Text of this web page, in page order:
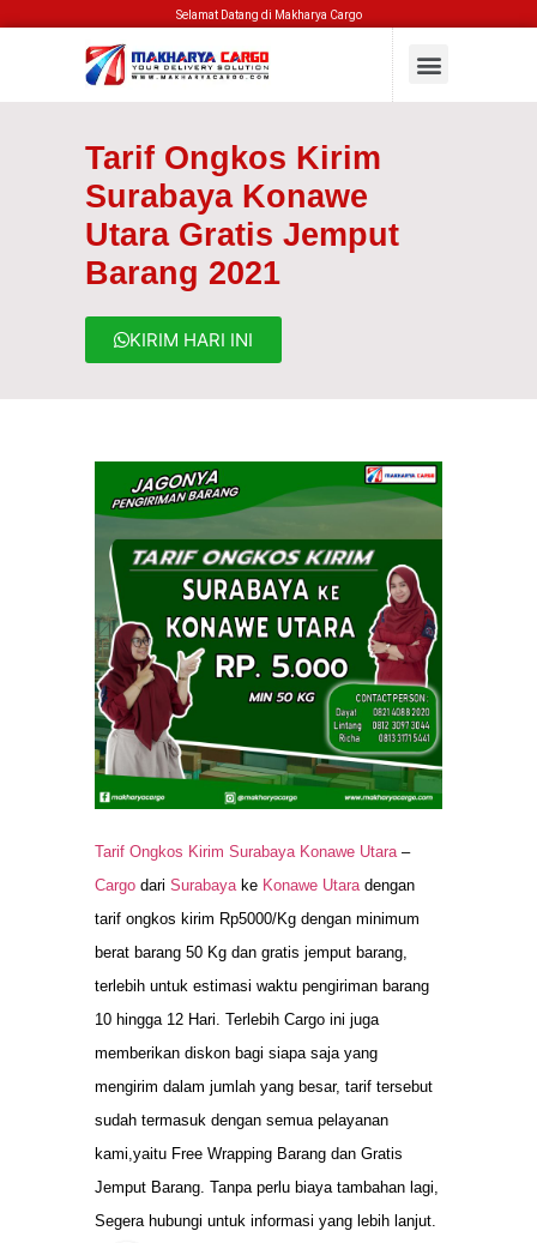
Selamat Datang di Makharya Cargo
Tarif Ongkos Kirim
Surabaya Konawe
Utara Gratis Jemput
Barang 2021
KIRIM HARI INI
Tarif Ongkos Kirim Surabaya Konawe Utara –
Cargo dari Surabaya ke Konawe Utara dengan
tarif ongkos kirim Rp5000/Kg dengan minimum
berat barang 50 Kg dan gratis jemput barang,
terlebih untuk estimasi waktu pengiriman barang
10 hingga 12 Hari. Terlebih Cargo ini juga
memberikan diskon bagi siapa saja yang
mengirim dalam jumlah yang besar, tarif tersebut
sudah termasuk dengan semua pelayanan
kami,yaitu Free Wrapping Barang dan Gratis
Jemput Barang. Tanpa perlu biaya tambahan lagi,
Segera hubungi untuk informasi yang lebih lanjut.